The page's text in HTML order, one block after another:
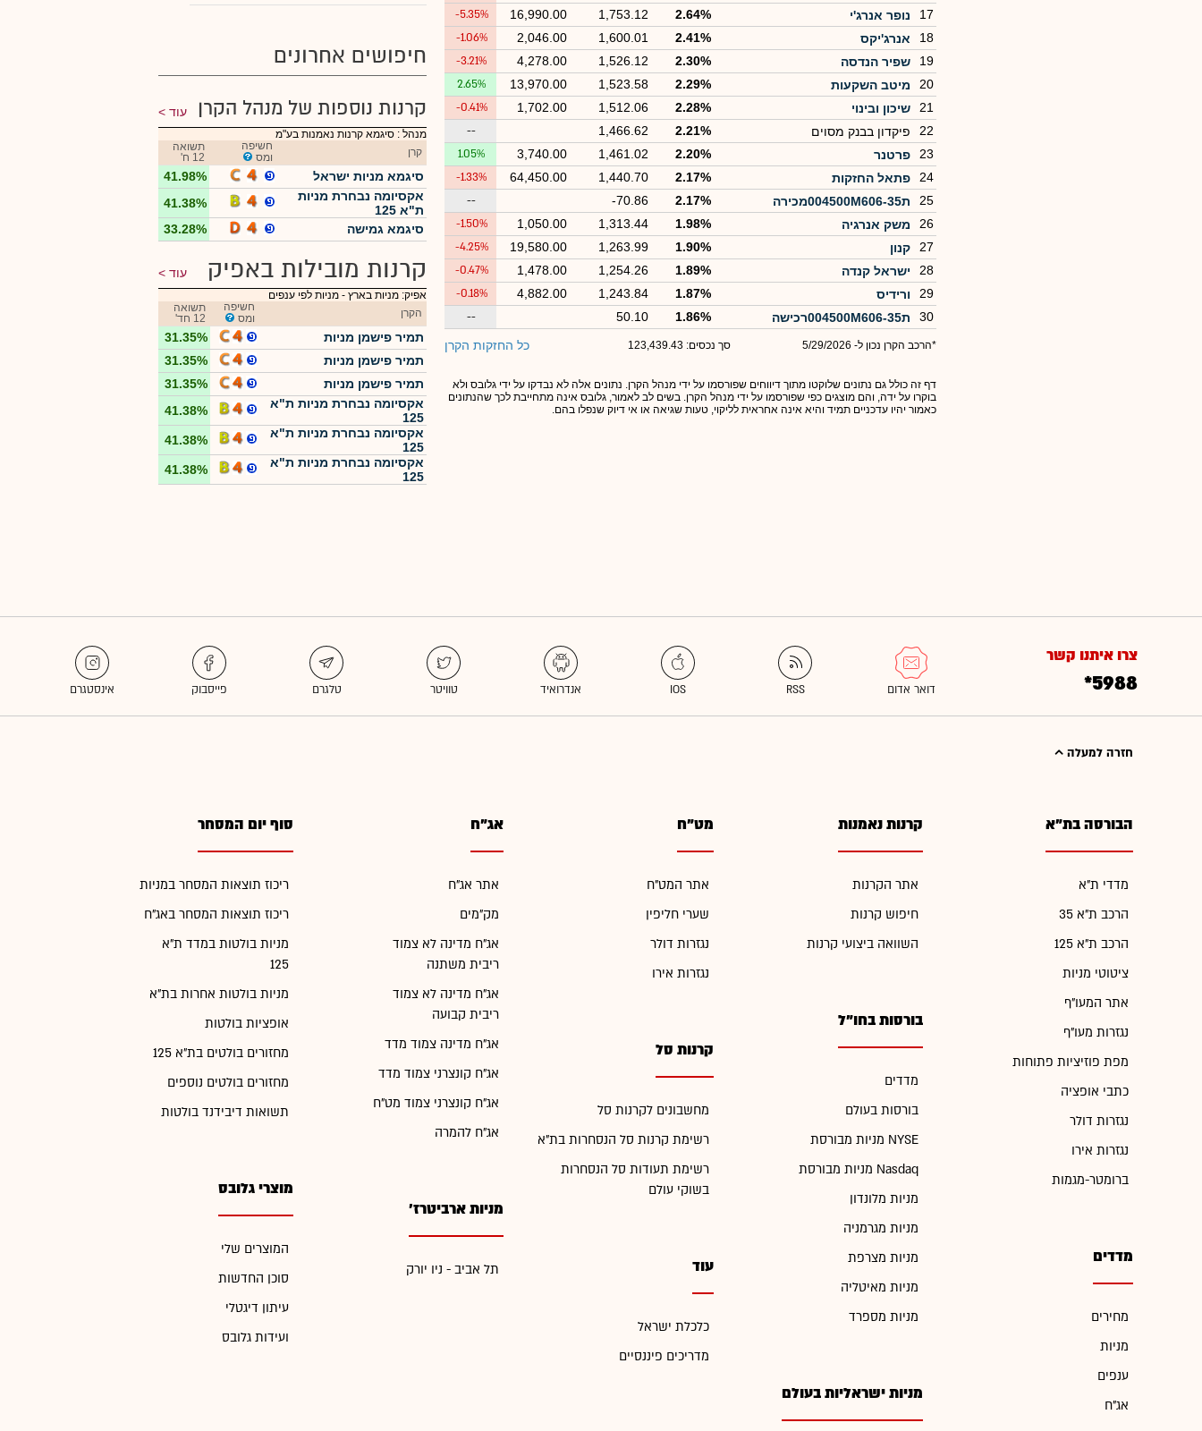
17
נופר אנרג'י 2.64%
1,753.12
16,990.00
-5.35%
18
אנרג'יקס 2.41%
1,600.01
2,046.00
-1.06%
19
שפיר הנדסה 2.30%
1,526.12
4,278.00
-3.21%
20
מיטב השקעות 2.29%
1,523.58
13,970.00
2.65%
21
שיכון ובינוי 2.28%
1,512.06
1,702.00
-0.41%
22
פיקדון בבנק מסוים 2.21%
1,466.62
--
23
פרטנר 2.20%
1,461.02
3,740.00
1.05%
24
פתאל החזקות 2.17%
1,440.70
64,450.00
-1.33%
25
ת004500M606-35מכירה 2.17%
-70.86
--
26
משק אנרגיה 1.98%
1,313.44
1,050.00
-1.50%
27
קנון 1.90%
1,263.99
19,580.00
-4.25%
28
ישראל קנדה 1.89%
1,254.26
1,478.00
-0.47%
29
ורידיס 1.87%
1,243.84
4,882.00
-0.18%
30
ת004500M606-35רכישה 1.86%
50.10
--
*הרכב הקרן נכון ל- 5/29/2026 סך נכסים: 123,439.43 כל החזקות הקרן
דף זה כולל גם נתונים שלוקטו מתוך דיווחים שפורסמו על ידי מנהל הקרן. נתונים אלה לא נבדקו על ידי גלובס ולא
בוקרו על ידה, והם מוצגים כפי שפורסמו על ידי מנהל הקרן. בשים לב לאמור, גלובס אינה מתחייבת לכך שהנתונים
כאמור יהיו עדכניים תמיד והיא אינה אחראית לליקוי, טעות שגיאה או אי דיוק שנפלו בהם.
חיפושים אחרונים
קרנות נוספות של מנהל הקרן עוד
מנהל : סיגמא קרנות נאמנות בע"מ
קרן
חשיפה
ומס
תשואה
12 ח'
סיגמא מניות ישראל
41.98%
אקסיומה נבחרת מניות
ת"א 125
41.38%
סיגמא גמישה
33.28%
קרנות מובילות באפיק עוד
אפיק: מניות בארץ - מניות לפי ענפים
הקרן
חשיפה
ומס
תשואה
12 חד'
תמיר פישמן מניות
31.35%
תמיר פישמן מניות
31.35%
תמיר פישמן מניות
31.35%
אקסיומה נבחרת מניות ת"א
125
41.38%
אקסיומה נבחרת מניות ת"א
125
41.38%
אקסיומה נבחרת מניות ת"א
125
41.38%
צרו איתנו קשר
*5988
חזרה למעלה
הבורסה בת"א
מדדי ת"א
הרכב ת"א 35
הרכב ת"א 125
ציטוטי מניות
אתר המעו"ף
נגזרות מעו"ף
מפת פוזיציות פתוחות
כתבי אופציה
נגזרות דולר
נגזרות אירו
ברומטר-מגמות
מדדים
מחירים
מניות
ענפים
אג"ח
קרנות נאמנות
אתר הקרנות
חיפוש קרנות
השוואה ביצועי קרנות
בורסות בחו"ל
מדדים
בורסות בעולם
מניות מבורסת NYSE
מניות מבורסת Nasdaq
מניות מלונדון
מניות מגרמניה
מניות מצרפת
מניות מאיטליה
מניות מספרד
מניות ישראליות בעולם
מט"ח
אתר המט"ח
שערי חליפין
נגזרות דולר
נגזרות אירו
קרנות סל
מחשבונים לקרנות סל
רשימת קרנות סל הנסחרות בת"א
רשימת תעודות סל הנסחרות
בשוקי עולם
עוד
כלכלת ישראל
מדריכים פיננסיים
אג"ח
אתר אג"ח
מק"מים
אג"ח מדינה לא צמוד
ריבית משתנה
אג"ח מדינה לא צמוד
ריבית קבועה
אג"ח מדינה צמוד מדד
אג"ח קונצרני צמוד מדד
אג"ח קונצרני צמוד מט"ח
אג"ח להמרה
מניות ארביטרז'
תל אביב - ניו יורק
סוף יום המסחר
ריכוז תוצאות המסחר במניות
ריכוז תוצאות המסחר באג"ח
מניות בולטות במדד ת"א
125
מניות בולטות אחרות בת"א
אופציות בולטות
מחזורים בולטים בת"א 125
מחזורים בולטים נוספים
תשואות דיבידנד בולטות
מוצרי גלובס
המוצרים שלי
סוכן החדשות
עיתון דיגטלי
ועידות גלובס